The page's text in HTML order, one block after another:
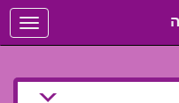
Toggle
navigation